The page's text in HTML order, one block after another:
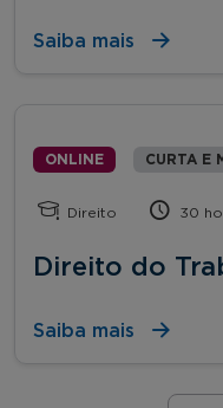
Saiba mais
ONLINE CURTA E
Direito 30
Direito do
Saiba mais